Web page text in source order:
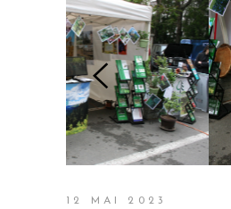
12 MAI 2023